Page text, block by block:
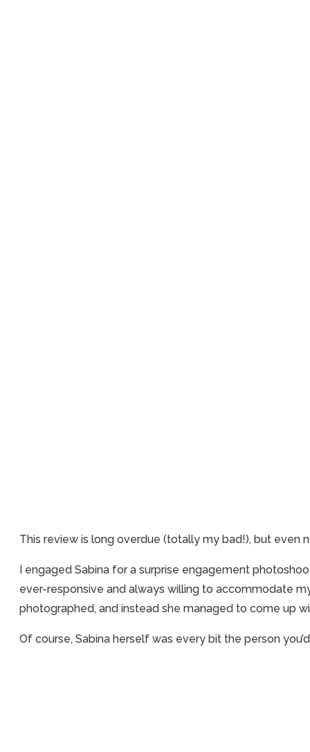
This review is long overdue (totally my bad!), but even
I engaged Sabina for a surprise engagement
ever-responsive and always willing to accommodate
photographed, and instead she managed to come up
Of course, Sabina herself was every bit the person